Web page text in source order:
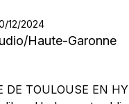
12/2024
/Haute-Garonne
CENTRE - CARMES